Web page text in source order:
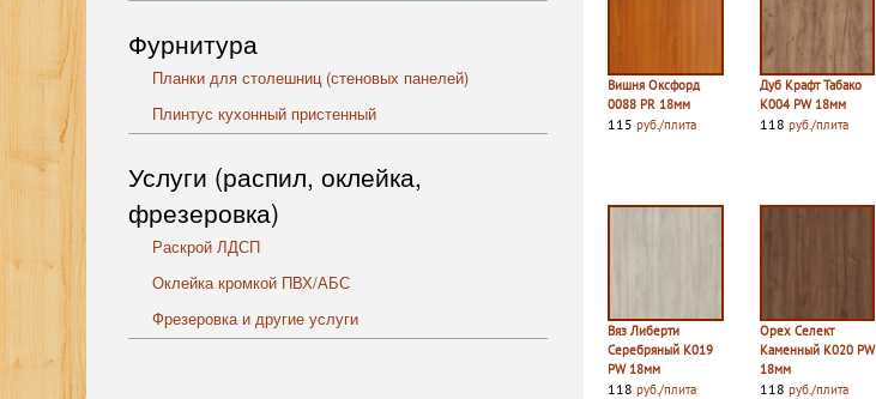
Фурнитура
Планки для столешниц (стеновых панелей)
Плинтус кухонный пристенный
Услуги (распил, оклейка,
фрезеровка)
Раскрой ЛДСП
Оклейка кромкой ПВХ/АБС
Фрезеровка и другие услуги
Вишня Оксфорд
0088 PR 18мм
115 руб./плита
Дуб Крафт Табако
K004 PW 18мм
118 руб./плита
Вяз Либерти
Серебряный K019
PW 18мм
118 руб./плита
Орех Селект
Каменный K020 PW
18мм
118 руб./плита